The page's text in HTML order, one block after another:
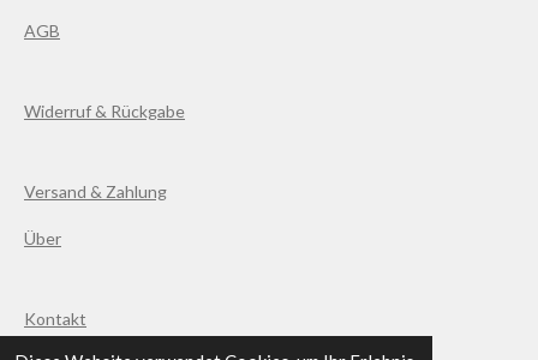
AGB
Widerruf & Rückgabe
Versand & Zahlung
Über
Kontakt